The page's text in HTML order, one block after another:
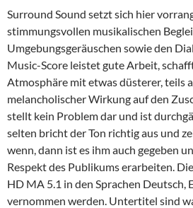
Surround Sound setzt sich hier
stimmungsvollen musikalischen
Umgebungsgeräuschen sowie den
Music-Score leistet gute Arbeit,
Atmosphäre mit etwas düsterer, teils
melancholischer Wirkung auf den
stellt kein Problem dar und ist
selten bricht der Ton richtig aus und
wenn, dann ist es ihm auch gegeben
Respekt des Publikums erarbeiten.
HD MA 5.1 in den Sprachen Deutsch,
vernommen werden. Untertitel sind